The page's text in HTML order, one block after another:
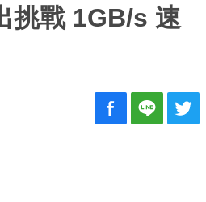
挑戰 1GB/s 速